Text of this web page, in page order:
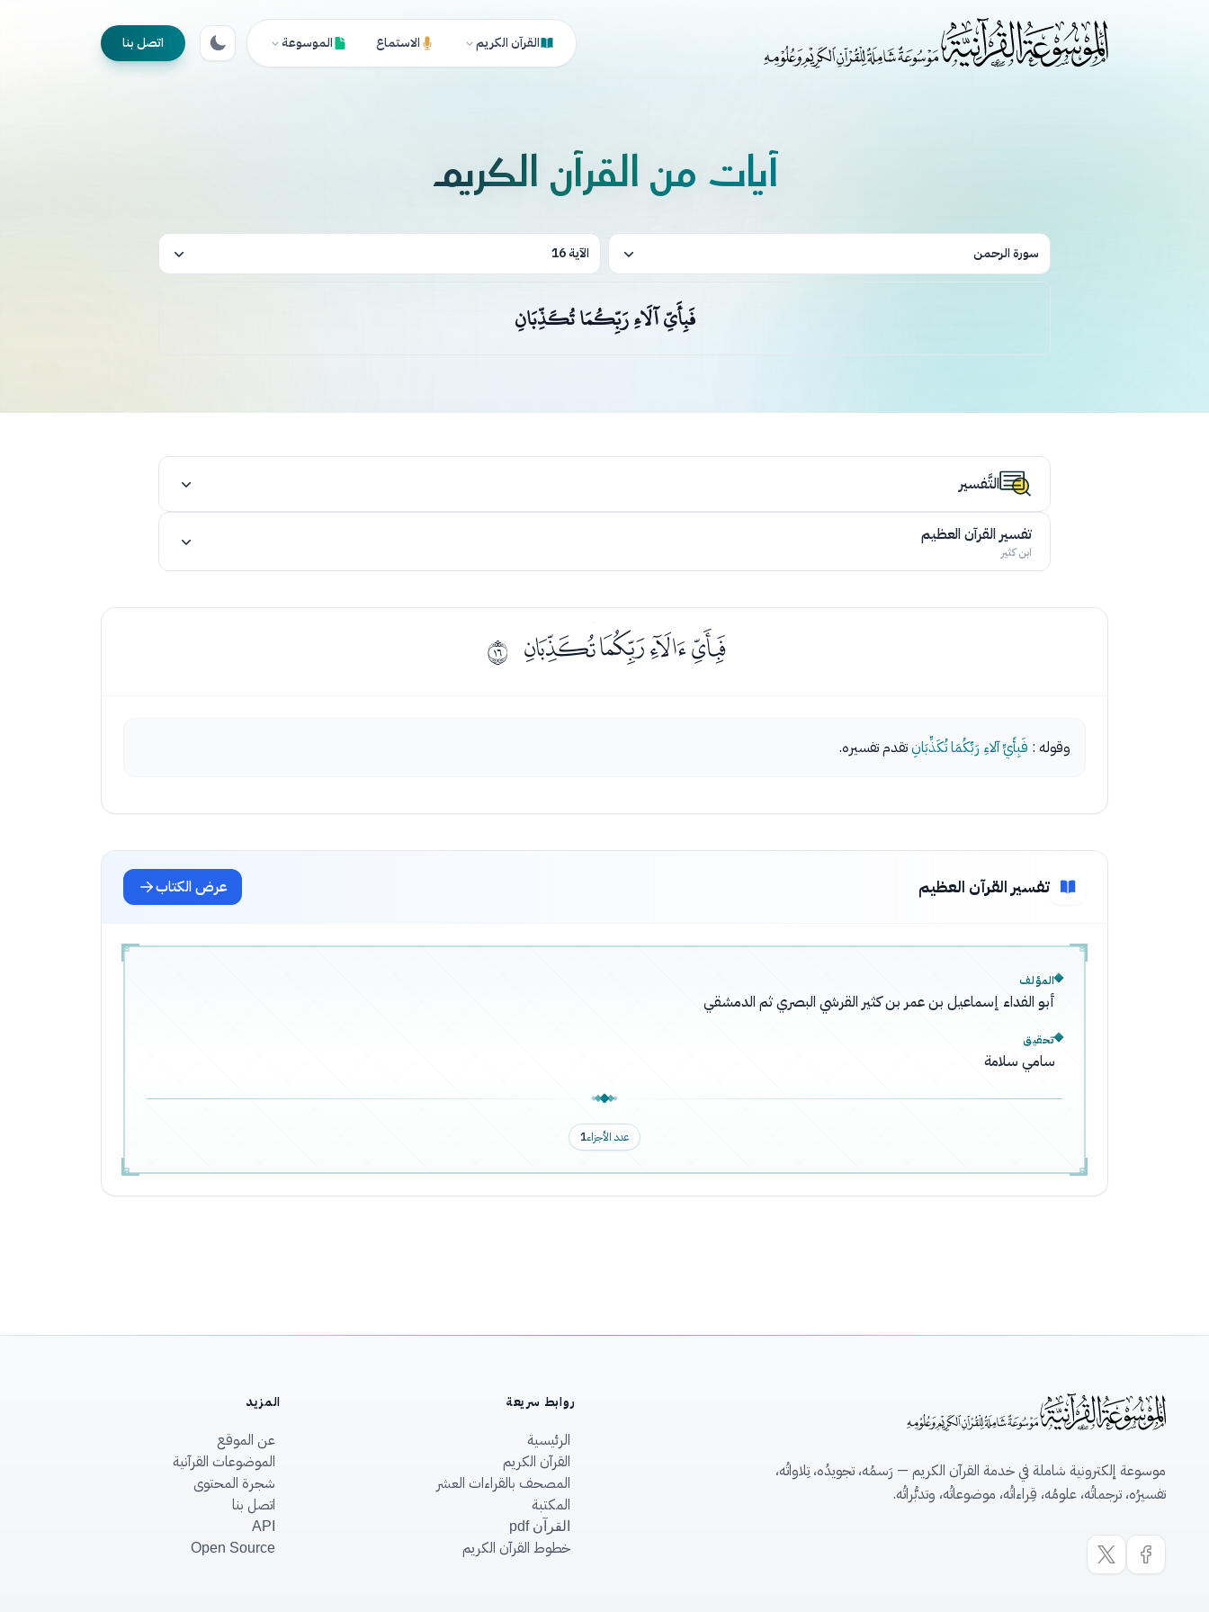
القرآن الكريم الاستماع الموسوعة اتصل بنا
آيات من القرآن الكريم
سورة الرحمن الآية 16
فَبِأَيِّ آلَاءِ رَبِّكُمَا تُكَذِّبَانِ
التَّفسير
تفسير القرآن العظيم
ابن كثير
ﯝﯞﯟﯠ ﰏ
وقوله : فَبِأَيِّ آلاءِ رَبِّكُمَا تُكَذِّبَانِتقدم تفسيره.
تفسير القرآن العظيم عرض الكتاب
المؤلف
أبو الفداء إسماعيل بن عمر بن كثير القرشي البصري ثم الدمشقي
تحقيق
سامي سلامة
عدد الأجزاء1
موسوعة إلكترونية شاملة في خدمة القرآن الكريم — رَسمُه، تجويدُه، تِلاواتُه،
تفسيرُه، ترجماتُه، علومُه، قِراءاتُه، موضوعاتُه، وتدبُّراتُه.
روابط سريعة
الرئيسية
القرآن الكريم
المصحف بالقراءات العشر
المكتبة
القرآن pdf
خطوط القرآن الكريم
المزيد
عن الموقع
الموضوعات القرآنية
شجرة المحتوى
اتصل بنا
API
Open Source